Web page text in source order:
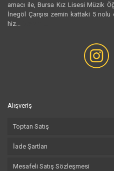
amacı ile, Bursa Kız Lisesi Müzik
İnegöl Çarşısı zemin kattaki 5
hiz...
Alışveriş
Toptan Satış
İade Şartları
Mesafeli Satış Sözleşmesi